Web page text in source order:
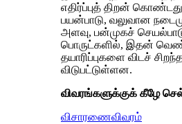
எதிர்ப்புத் திறன்
பயன்பாடு, வலுவான
அளவு, பன்முகச்
பொருட்களில், இதன்
தயாரிப்புகளை விடச்
விடுபட்டுள்ளன.
விவரங்களுக்குக் கீழே
விசாரணைவிவரம்